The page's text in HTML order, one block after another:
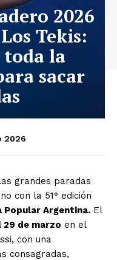
2026
Tekis:
toda la
sacar
2026
grandes paradas
con la 51° edición
Popular Argentina. El
29 de marzo en el
con una
consagradas,